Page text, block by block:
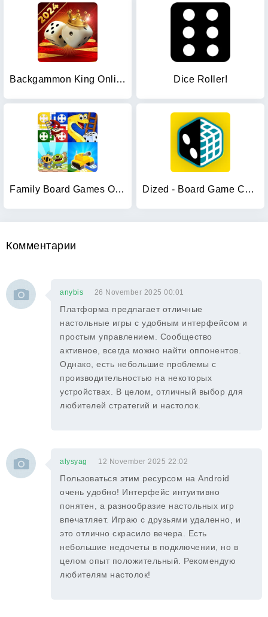
Backgammon King Online Dice Roller!
Family Board Games Offline Dized - Board Game Companion
Комментарии
anybis 26 November 2025 00:01
Платформа предлагает отличные
настольные игры с удобным интерфейсом и
простым управлением. Сообщество
активное, всегда можно найти оппонентов.
Однако, есть небольшие проблемы с
производительностью на некоторых
устройствах. В целом, отличный выбор для
любителей стратегий и настолок.
alysyag 12 November 2025 22:02
Пользоваться этим ресурсом на Android
очень удобно! Интерфейс интуитивно
понятен, а разнообразие настольных игр
впечатляет. Играю с друзьями удаленно, и
это отлично скрасило вечера. Есть
небольшие недочеты в подключении, но в
целом опыт положительный. Рекомендую
любителям настолок!